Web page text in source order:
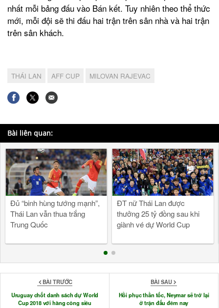
nhất mỗi bảng đấu vào Bán kết. Tuy nhiên theo thể thức
mới, mỗi đội sẽ thi đấu hai trận trên sân nhà và hai trận
trên sân khách.
THÁI LAN AFF CUP MILOVAN RAJEVAC
Bài liên quan:
Đủ “binh hùng tướng mạnh”,
Thái Lan vẫn thua trắng
Trung Quốc
ĐT nữ Thái Lan được
thưởng 25 tỷ đồng sau khi
giành vé dự World Cup
BÀI TRƯỚC
Uruguay chốt danh sách dự World
Cup 2018 với hàng công siêu
BÀI SAU
Hồi phục thần tốc, Neymar sẽ trở lại
ở trận đấu đêm nay